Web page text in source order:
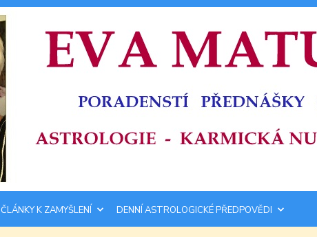
ČLÁNKY K ZAMYŠLENÍ DENNÍ ASTROLOGICKÉ PŘEDPOVĚDI